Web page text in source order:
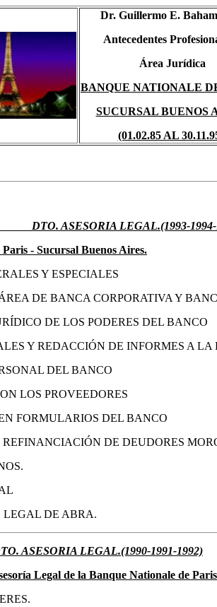
Dr. Guillermo E.
Antecedentes
Área Jurídica
BANQUE NATIONALE
SUCURSAL BUENOS
(01.02.85 AL
DTO. ASESORIA LEGAL.(1993-
- Sucursal Buenos Aires.
Y ESPECIALES
DE BANCA CORPORATIVA Y
DE LOS PODERES DEL BANCO
Y REDACCIÓN DE INFORMES A LA
DEL BANCO
LOS PROVEEDORES
FORMULARIOS DEL BANCO
DE DEUDORES
LEGAL DE ABRA.
ASESORIA LEGAL.(1990-1991-1992)
Legal de la Banque Nationale de Paris